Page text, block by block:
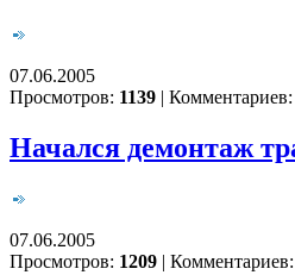
07.06.2005
Просмотров: 1139 | Комментариев:
Начался демонтаж
07.06.2005
Просмотров: 1209 | Комментариев: